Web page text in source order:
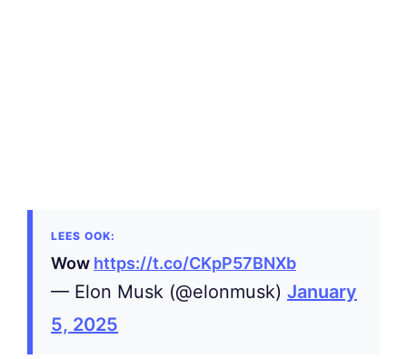
Wow https://t.co/CKpP57BNXb
— Elon Musk (@elonmusk) January
5, 2025